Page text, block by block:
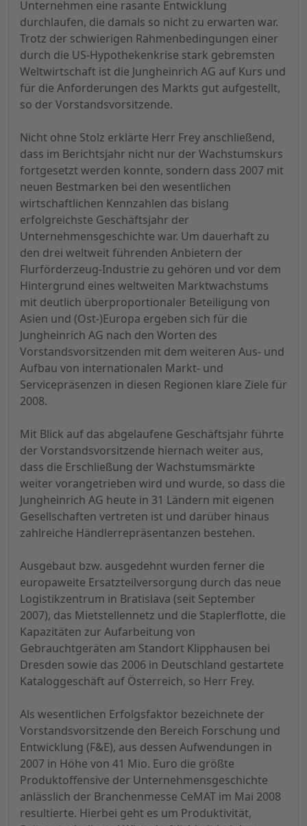
Unternehmen eine rasante Entwicklung
durchlaufen, die damals so nicht zu erwarten war.
Trotz der schwierigen Rahmenbedingungen einer
durch die US-Hypothekenkrise stark gebremsten
Weltwirtschaft ist die Jungheinrich AG auf Kurs und
für die Anforderungen des Markts gut aufgestellt,
so der Vorstandsvorsitzende.
Nicht ohne Stolz erklärte Herr Frey anschließend,
dass im Berichtsjahr nicht nur der Wachstumskurs
fortgesetzt werden konnte, sondern dass 2007 mit
neuen Bestmarken bei den wesentlichen
wirtschaftlichen Kennzahlen das bislang
erfolgreichste Geschäftsjahr der
Unternehmensgeschichte war. Um dauerhaft zu
den drei weltweit führenden Anbietern der
Flurförderzeug-Industrie zu gehören und vor dem
Hintergrund eines weltweiten Marktwachstums
mit deutlich überproportionaler Beteiligung von
Asien und (Ost-)Europa ergeben sich für die
Jungheinrich AG nach den Worten des
Vorstandsvorsitzenden mit dem weiteren Aus- und
Aufbau von internationalen Markt- und
Servicepräsenzen in diesen Regionen klare Ziele für
2008.
Mit Blick auf das abgelaufene Geschäftsjahr führte
der Vorstandsvorsitzende hiernach weiter aus,
dass die Erschließung der Wachstumsmärkte
weiter vorangetrieben wird und wurde, so dass die
Jungheinrich AG heute in 31 Ländern mit eigenen
Gesellschaften vertreten ist und darüber hinaus
zahlreiche Händlerrepräsentanzen bestehen.
Ausgebaut bzw. ausgedehnt wurden ferner die
europaweite Ersatzteilversorgung durch das neue
Logistikzentrum in Bratislava (seit September
2007), das Mietstellennetz und die Staplerflotte, die
Kapazitäten zur Aufarbeitung von
Gebrauchtgeräten am Standort Klipphausen bei
Dresden sowie das 2006 in Deutschland gestartete
Kataloggeschäft auf Österreich, so Herr Frey.
Als wesentlichen Erfolgsfaktor bezeichnete der
Vorstandsvorsitzende den Bereich Forschung und
Entwicklung (F&E), aus dessen Aufwendungen in
2007 in Höhe von 41 Mio. Euro die größte
Produktoffensive der Unternehmensgeschichte
anlässlich der Branchenmesse CeMAT im Mai 2008
resultierte. Hierbei geht es um Produktivität,